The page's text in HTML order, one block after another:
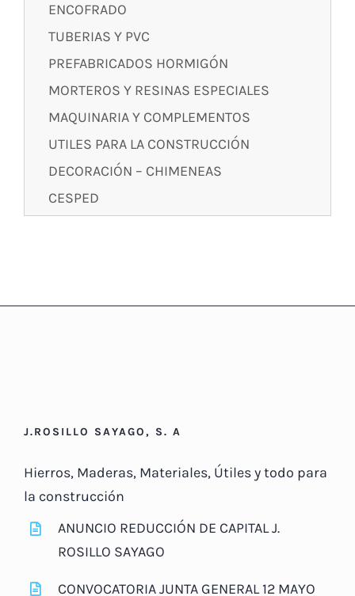
ENCOFRADO
TUBERIAS Y PVC
PREFABRICADOS HORMIGÓN
MORTEROS Y RESINAS ESPECIALES
MAQUINARIA Y COMPLEMENTOS
UTILES PARA LA CONSTRUCCIÓN
DECORACIÓN – CHIMENEAS
CESPED
J.ROSILLO SAYAGO, S. A
Hierros, Maderas, Materiales, Útiles y todo para
la construcción
ANUNCIO REDUCCIÓN DE CAPITAL J.
ROSILLO SAYAGO
CONVOCATORIA JUNTA GENERAL 12 MAYO